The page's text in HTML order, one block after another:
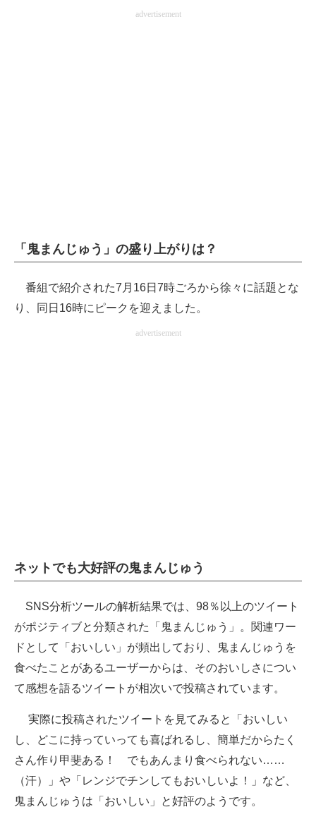
advertisement
「鬼まんじゅう」の盛り上がりは？
番組で紹介された7月16日7時ごろから徐々に話題とな
り、同日16時にピークを迎えました。
advertisement
ネットでも大好評の鬼まんじゅう
SNS分析ツールの解析結果では、98％以上のツイート
がポジティブと分類された「鬼まんじゅう」。関連ワー
ドとして「おいしい」が頻出しており、鬼まんじゅうを
食べたことがあるユーザーからは、そのおいしさについ
て感想を語るツイートが相次いで投稿されています。
実際に投稿されたツイートを見てみると「おいしい
し、どこに持っていっても喜ばれるし、簡単だからたく
さん作り甲斐ある！ でもあんまり食べられない……
（汗）」や「レンジでチンしてもおいしいよ！」など、
鬼まんじゅうは「おいしい」と好評のようです。